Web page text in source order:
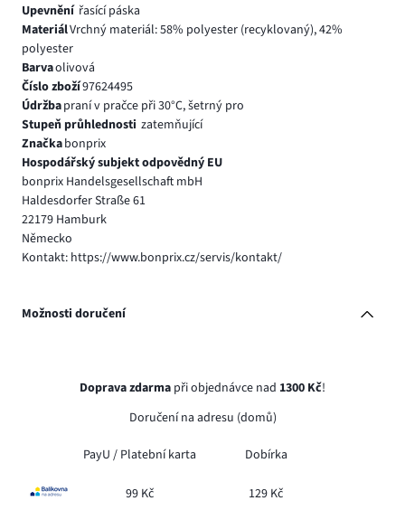
Upevnění řasící páska
MateriálVrchný materiál: 58% polyester (recyklovaný), 42%
polyester
Barvaolivová
Číslo zboží97624495
Údržbapraní v pračce při 30°C, šetrný pro
Stupeň průhlednosti zatemňující
Značkabonprix
Hospodářský subjekt odpovědný EU
bonprix Handelsgesellschaft mbH
Haldesdorfer Straße 61
22179 Hamburk
Německo
Kontakt: https://www.bonprix.cz/servis/kontakt/
Možnosti doručení
Doprava zdarma při objednávce nad 1300 Kč!
Doručení na adresu (domů)
PayU / Platební karta Dobírka
99 Kč 129 Kč